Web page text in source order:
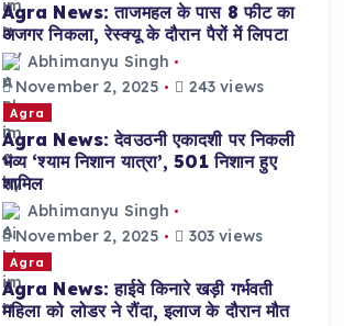
Agra News: ताजमहल के पास 8 फीट का
अजगर निकला, रेस्क्यू के दौरान पैरों में लिपटा
Abhimanyu Singh
November 2, 2025
243 views
Agra
Agra News: देवउठनी एकादशी पर निकली
भव्य ‘श्याम निशान यात्रा’, 501 निशान हुए
शामिल
Abhimanyu Singh
November 2, 2025
303 views
Agra
Agra News: हाईवे किनारे खड़ी गर्भवती
महिला को लोडर ने रौंदा, इलाज के दौरान मौत